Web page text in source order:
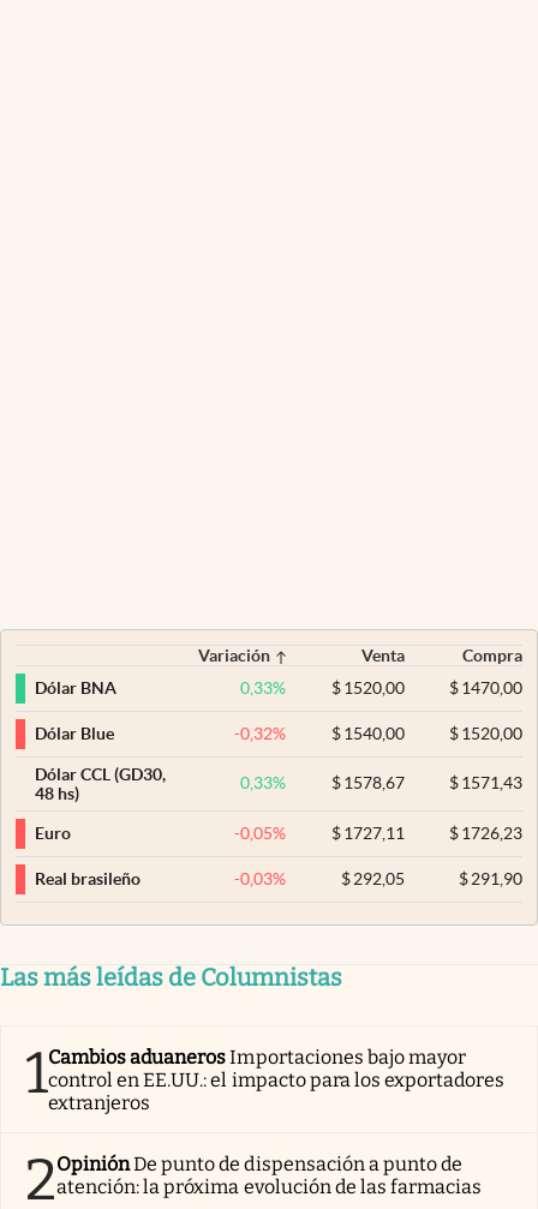
Variación Venta
Compra
Dólar BNA
0,33% $ 1520,00 $1470,00
Dólar Blue -0,32% $ 1540,00 $1520,00
Dólar CCL (GD30,
48 hs)
0,33% $ 1578,67 $1571,43
Euro -0,05% $ 1727,11 $1726,23
Real brasileño -0,03% $ 292,05 $291,90
Las más leídas de Columnistas
1Cambios aduanerosImportaciones bajo mayor
control en EE.UU.: el impacto para los exportadores
extranjeros
2OpiniónDe punto de dispensación a punto de
atención: la próxima evolución de las farmacias